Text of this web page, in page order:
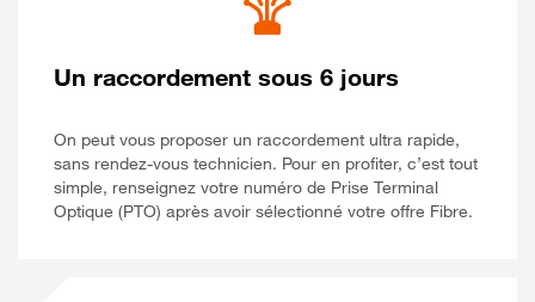
Un raccordement sous 6 jours
On peut vous proposer un raccordement ultra rapide,
sans rendez-vous technicien. Pour en profiter, c’est tout
simple, renseignez votre numéro de Prise Terminal
Optique (PTO) après avoir sélectionné votre offre Fibre.